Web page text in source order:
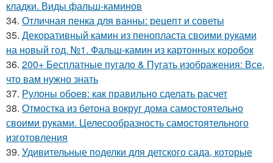
кладки. Виды фальш-каминов
34. Отличная пенка для ванны: рецепт и советы
35. Декоративный камин из пенопласта своими руками
на новый год. №1. Фальш-камин из картонных коробок
36. 200+ Бесплатные пугало & Пугать изображения: Все,
что вам нужно знать
37. Рулоны обоев: как правильно сделать расчет
38. Отмостка из бетона вокруг дома самостоятельно
своими руками. Целесообразность самостоятельного
изготовления
39. Удивительные поделки для детского сада, которые